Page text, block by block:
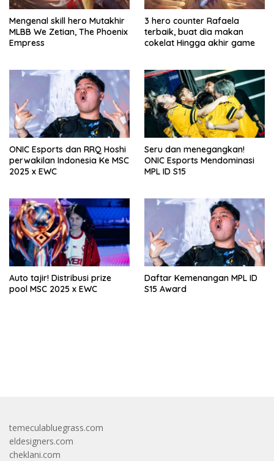
Mengenal skill hero Mutakhir
MLBB We Zetian, The Phoenix
Empress
3 hero counter Rafaela
terbaik, buat dia makan
cokelat Hingga akhir game
ONIC Esports dan RRQ Hoshi
perwakilan Indonesia Ke MSC
2025 x EWC
Seru dan menegangkan!
ONIC Esports Mendominasi
MPL ID S15
Auto tajir! Distribusi prize
pool MSC 2025 x EWC
Daftar Kemenangan MPL ID
S15 Award
temeculabluegrass.com
eldesigners.com
cheklani.com